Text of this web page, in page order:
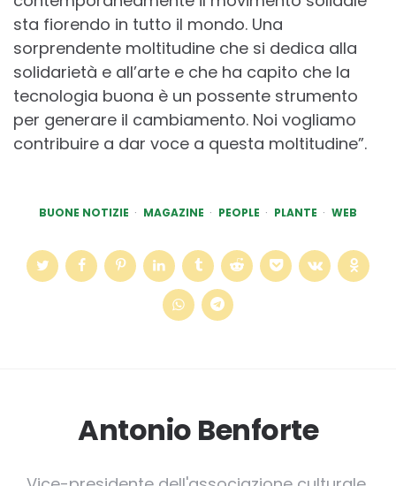
sta fiorendo in tutto il mondo. Una
sorprendente moltitudine che si dedica alla
solidarietà e all’arte e che ha capito che la
tecnologia buona è un possente strumento
per generare il cambiamento. Noi vogliamo
contribuire a dar voce a questa moltitudine”.
BUONE NOTIZIE MAGAZINE PEOPLE PLANTE WEB
Antonio Benforte